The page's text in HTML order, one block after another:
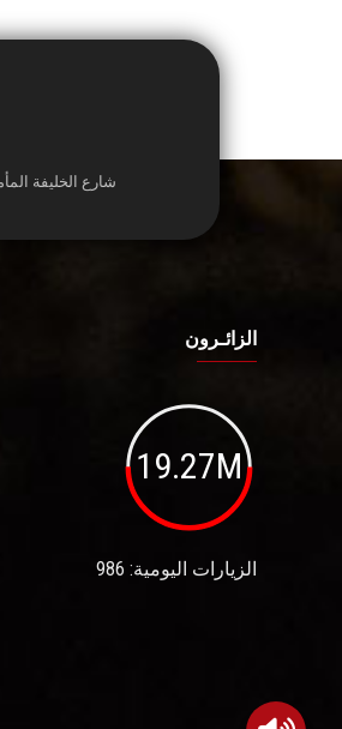
شارع الخليفة
الزائـرون
19.27M
الزيارات اليومية: 986